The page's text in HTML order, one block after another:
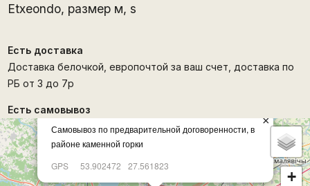
Etxeondo, размер м, s
Есть доставка
Доставка белочкой, европочтой за ваш счет, доставка по
РБ от 3 до 7р
Есть самовывоз
Самовывоз по предварительной договоренности, в
районе каменной горки
GPS
53.902472 27.561823
×
+